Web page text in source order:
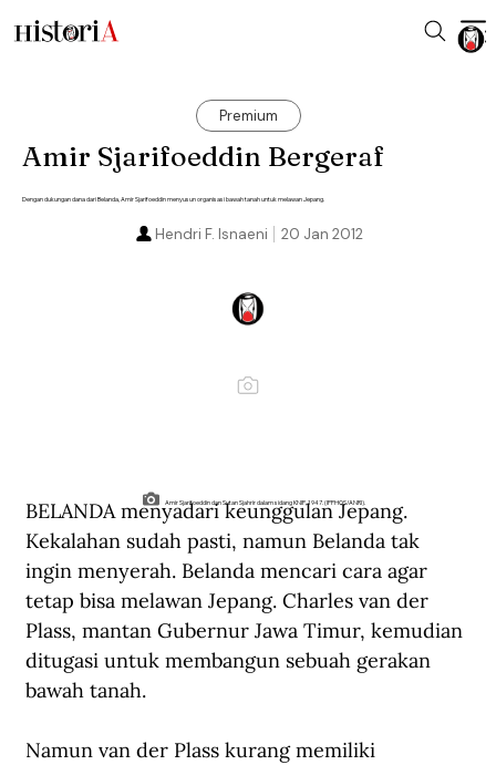
Premium
Amir Sjarifoeddin Bergeraf
Dengan dukungan dana dari Belanda, Amir Sjarifoeddin menyusun organisasi bawah tanah untuk melawan Jepang.
20 Jan 2012
Hendri F. Isnaeni
Amir Sjarifoeddin dan Sutan Sjahrir dalam sidang KNIP, 1947. (IPPHOS/ANRI).
BELANDA menyadari keunggulan Jepang.
Kekalahan sudah pasti, namun Belanda tak
ingin menyerah. Belanda mencari cara agar
tetap bisa melawan Jepang. Charles van der
Plass, mantan Gubernur Jawa Timur, kemudian
ditugasi untuk membangun sebuah gerakan
bawah tanah.
Namun van der Plass kurang memiliki